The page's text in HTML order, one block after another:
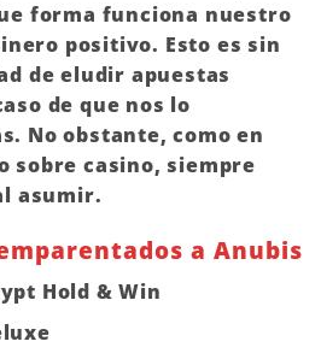
forma funciona nuestro
positivo. Esto es sin
de eludir apuestas
de que nos lo
No obstante, como en
sobre casino, siempre
asumir.
a Anubis
Hold & Win